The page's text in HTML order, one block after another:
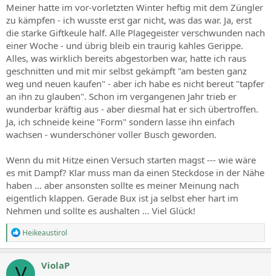
Meiner hatte im vor-vorletzten Winter heftig mit dem Züngler
zu kämpfen - ich wusste erst gar nicht, was das war. Ja, erst
die starke Giftkeule half. Alle Plagegeister verschwunden nach
einer Woche - und übrig bleib ein traurig kahles Gerippe.
Alles, was wirklich bereits abgestorben war, hatte ich raus
geschnitten und mit mir selbst gekämpft "am besten ganz
weg und neuen kaufen" - aber ich habe es nicht bereut "tapfer
an ihn zu glauben". Schon im vergangenen Jahr trieb er
wunderbar kräftig aus - aber diesmal hat er sich übertroffen.
Ja, ich schneide keine "Form" sondern lasse ihn einfach
wachsen - wunderschöner voller Busch geworden.
Wenn du mit Hitze einen Versuch starten magst --- wie wäre
es mit Dampf? Klar muss man da einen Steckdose in der Nähe
haben ... aber ansonsten sollte es meiner Meinung nach
eigentlich klappen. Gerade Bux ist ja selbst eher hart im
Nehmen und sollte es aushalten ... Viel Glück!
R
e
a
c
t
Heikeaustirol
ViolaP